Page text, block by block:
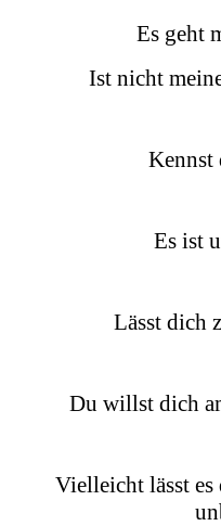
Es geht
Ist nicht
Kennst
Es ist
Lässt dich
Du willst dich
Vielleicht lässt